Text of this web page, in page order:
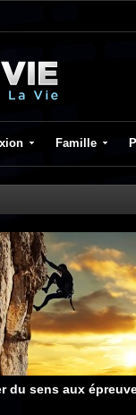
Famille
du sens aux